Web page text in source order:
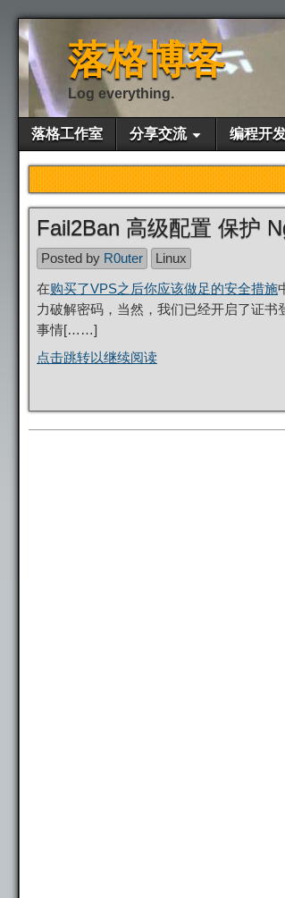
落格博客
Log everything.
落格工作室 分享交流 编程开
Fail2Ban 高级配置 保护
Posted by R0uter
Linux
在购买了VPS之后你应该做足的安全措施
力破解密码，当然，我们已经开启了证
事情[……]
点击跳转以继续阅读